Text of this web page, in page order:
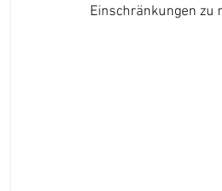
Einschränkungen zu